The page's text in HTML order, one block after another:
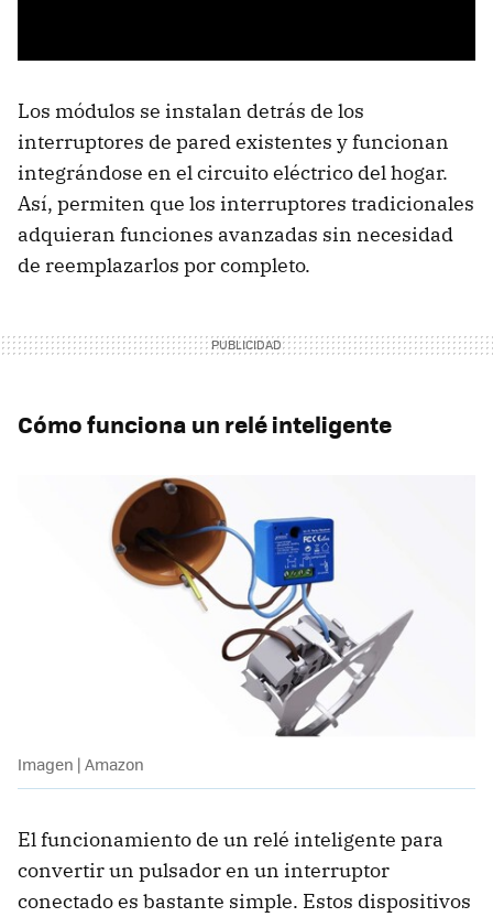
Los módulos se instalan detrás de los
interruptores de pared existentes y funcionan
integrándose en el circuito eléctrico del hogar.
Así, permiten que los interruptores tradicionales
adquieran funciones avanzadas sin necesidad
de reemplazarlos por completo.
Cómo funciona un relé inteligente
Imagen | Amazon
El funcionamiento de un relé inteligente para
convertir un pulsador en un interruptor
conectado es bastante simple. Estos dispositivos